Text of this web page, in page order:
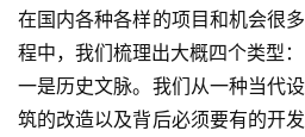
艺
坛
快
讯
在国内各种各样的项目和机会很
程中，我们梳理出大概四个类型：
一是历史文脉。我们从一种当代
筑的改造以及背后必须要有的开